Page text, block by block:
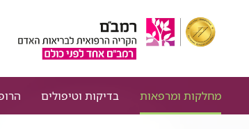
מחלקות ומרפאות בדיקות וטיפולים